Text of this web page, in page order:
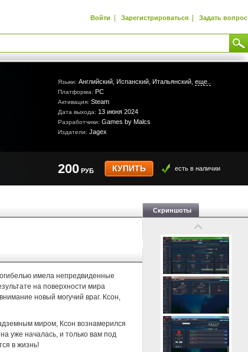
Войти | Зарегистрироваться | Задать вопрос
Языки: Английский, Испанский, Итальянский, еще..
Платформа: PC
Активация: Steam
Дата выхода: 13 июня 2024
Разработчики: Games by Malcs
Издатели: Jagex
200 РУБ КУПИТЬ есть в наличии
имела непредвиденные
на поверхности мира
новый могучий враг. Ксон,
миром, Ксон вознамерился
уже началась, и только вам под
в жизнь!
Скриншоты